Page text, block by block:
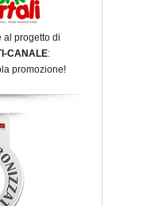
al progetto di
CANALE:
promozione!